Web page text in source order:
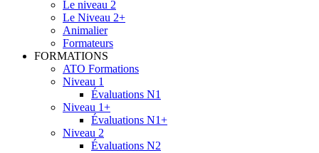
Le niveau 2
Le Niveau 2+
Animalier
Formateurs
FORMATIONS
ATO Formations
Niveau 1
Évaluations N1
Niveau 1+
Évaluations N1+
Niveau 2
Évaluations N2